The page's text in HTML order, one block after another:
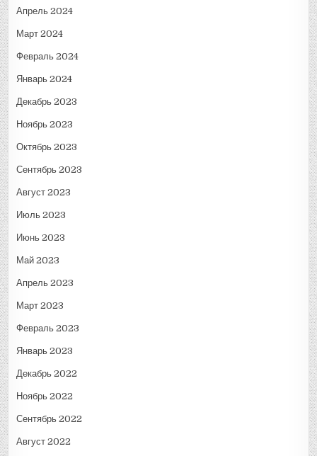
Апрель 2024
Март 2024
Февраль 2024
Январь 2024
Декабрь 2023
Ноябрь 2023
Октябрь 2023
Сентябрь 2023
Август 2023
Июль 2023
Июнь 2023
Май 2023
Апрель 2023
Март 2023
Февраль 2023
Январь 2023
Декабрь 2022
Ноябрь 2022
Сентябрь 2022
Август 2022